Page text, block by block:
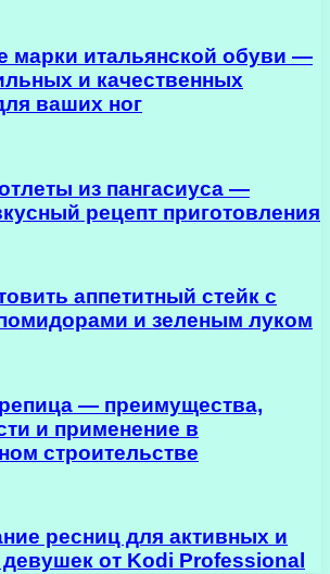
марки итальянской обуви —
и качественных
ваших ног
из пангасиуса —
рецепт приготовления
аппетитный стейк с
и зеленым луком
— преимущества,
и применение в
строительстве
ресниц для активных и
от Kodi Professional